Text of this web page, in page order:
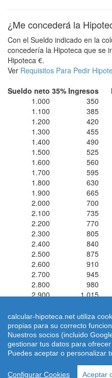
¿Me concederá la
Con el Sueldo indicado en la
concedería la Hipoteca que se
Hipoteca €.
Ver Requisitos Para Pedir
Sueldo neto 35% Ingresos
1.000
350
1.100
385
1.200
420
1.300
455
1.400
490
1.500
525
1.600
560
1.700
595
1.800
630
1.900
665
2.000
700
2.100
735
2.200
770
2.300
805
2.400
840
2.500
875
2.600
910
2.700
945
2.800
980
2.900
1.015
Simuladores de hipotecas ®
Calcular letra de hipoteca|
|
calcular-hipoteca.net utiliza
propias para su correcto
Nuestros socios (incluido
gestionar tus datos para
Puedes aceptar o personalizar
Configurar Cookies Aceptar